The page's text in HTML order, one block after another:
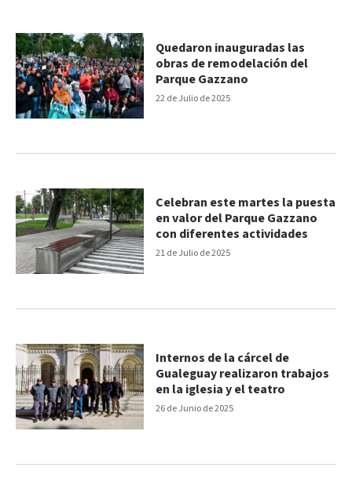
22 de Julio de 2025
Quedaron inauguradas las
obras de remodelación del
Parque Gazzano
21 de Julio de 2025
Celebran este martes la puesta
en valor del Parque Gazzano
con diferentes actividades
26 de Junio de 2025
Internos de la cárcel de
Gualeguay realizaron trabajos
en la iglesia y el teatro